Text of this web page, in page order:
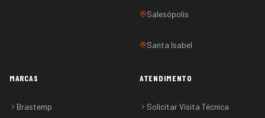
Salesópolis
Santa Isabel
MARCAS
Brastemp
ATENDIMENTO
Solicitar Visita Técnica